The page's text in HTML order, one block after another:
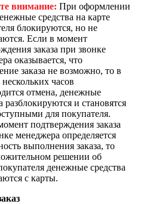
внимание: При оформлении
средства на карте
блокируются, но не
Если в момент
заказа при звонке
оказывается, что
заказа не возможно, то в
часов
отмена, денежные
разблокируются и становятся
для покупателя.
подтверждения заказа
менеджера определяется
выполнения заказа, то
решении об
денежные средства
с карты.